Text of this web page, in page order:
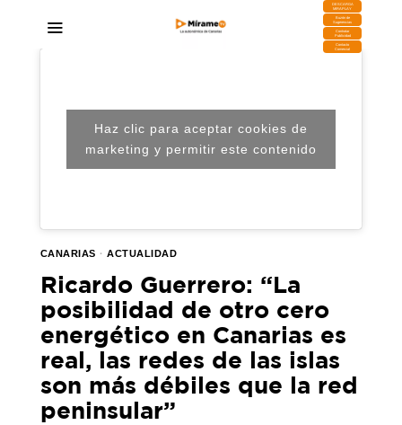
DESCARGA
MIRAPLAY
Buzón de
Sugerencias
Contratar
Publicidad
Contacto
Comercial
Haz clic para aceptar cookies de
marketing y permitir este contenido
CANARIAS · ACTUALIDAD
Ricardo Guerrero: “La
posibilidad de otro cero
energético en Canarias es
real, las redes de las islas
son más débiles que la red
peninsular”